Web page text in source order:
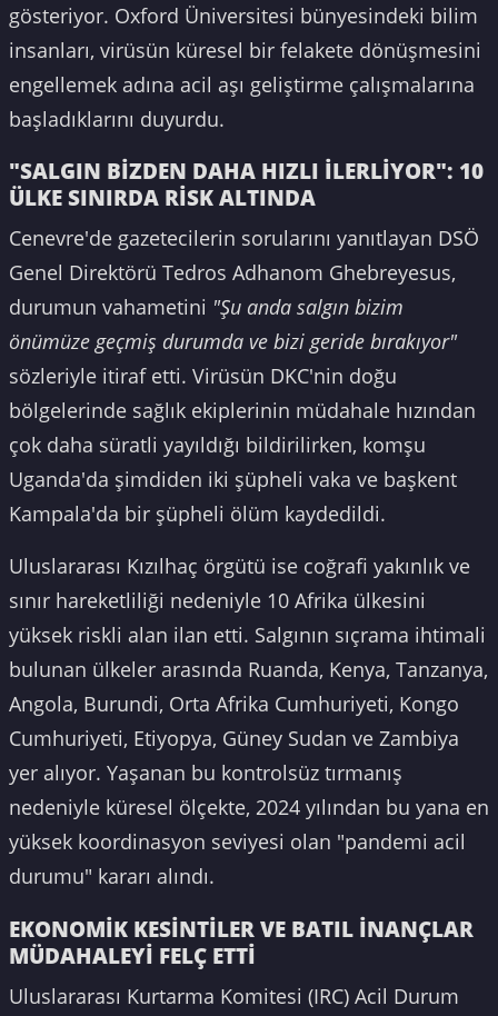
gösteriyor. Oxford Üniversitesi bünyesindeki bilim
insanları, virüsün küresel bir felakete dönüşmesini
engellemek adına acil aşı geliştirme çalışmalarına
başladıklarını duyurdu.
"SALGIN BİZDEN DAHA HIZLI İLERLİYOR": 10
ÜLKE SINIRDA RİSK ALTINDA
Cenevre'de gazetecilerin sorularını yanıtlayan DSÖ
Genel Direktörü Tedros Adhanom Ghebreyesus,
durumun vahametini "Şu anda salgın bizim
önümüze geçmiş durumda ve bizi geride bırakıyor"
sözleriyle itiraf etti. Virüsün DKC'nin doğu
bölgelerinde sağlık ekiplerinin müdahale hızından
çok daha süratli yayıldığı bildirilirken, komşu
Uganda'da şimdiden iki şüpheli vaka ve başkent
Kampala'da bir şüpheli ölüm kaydedildi.
Uluslararası Kızılhaç örgütü ise coğrafi yakınlık ve
sınır hareketliliği nedeniyle 10 Afrika ülkesini
yüksek riskli alan ilan etti. Salgının sıçrama ihtimali
bulunan ülkeler arasında Ruanda, Kenya, Tanzanya,
Angola, Burundi, Orta Afrika Cumhuriyeti, Kongo
Cumhuriyeti, Etiyopya, Güney Sudan ve Zambiya
yer alıyor. Yaşanan bu kontrolsüz tırmanış
nedeniyle küresel ölçekte, 2024 yılından bu yana en
yüksek koordinasyon seviyesi olan "pandemi acil
durumu" kararı alındı.
EKONOMİK KESİNTİLER VE BATIL İNANÇLAR
MÜDAHALEYİ FELÇ ETTİ
Uluslararası Kurtarma Komitesi (IRC) Acil Durum